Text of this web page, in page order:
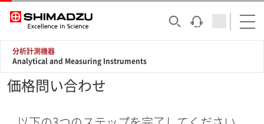
分析計測機器
Analytical and Measuring Instruments
価格問い合わせ